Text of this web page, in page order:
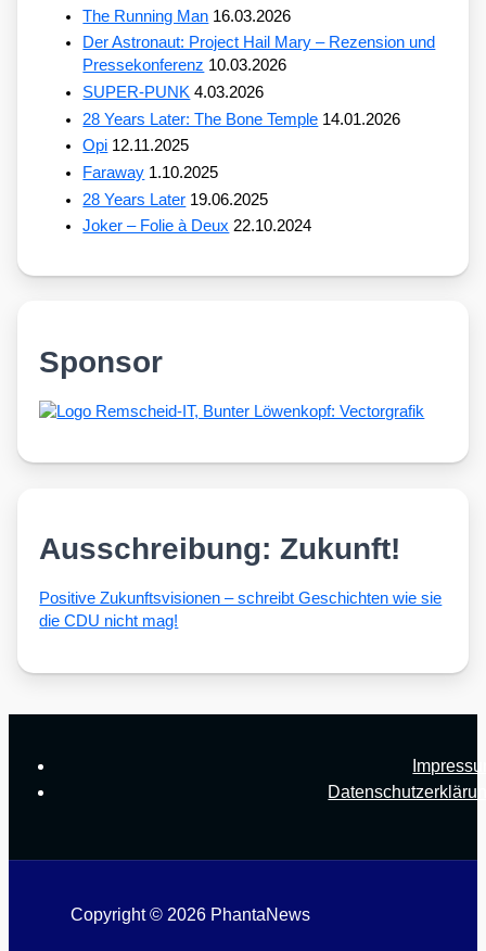
The Running Man 16.03.2026
Der Astronaut: Project Hail Mary – Rezension und
Pressekonferenz 10.03.2026
SUPER-PUNK 4.03.2026
28 Years Later: The Bone Temple 14.01.2026
Opi 12.11.2025
Faraway 1.10.2025
28 Years Later 19.06.2025
Joker – Folie à Deux 22.10.2024
Sponsor
Ausschreibung: Zukunft!
Posi­ti­ve Zukunfts­vi­sio­nen – schreibt Geschich­ten wie sie
die CDU nicht mag!
Copyright © 2026 PhantaNews